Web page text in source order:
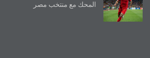
المحك مع منتخب مصر